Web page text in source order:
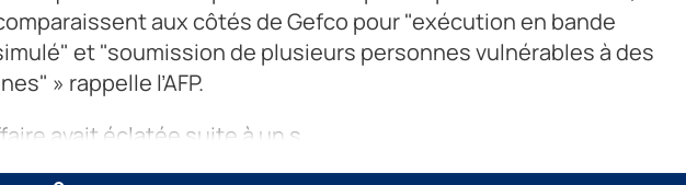
aux côtés de Gefco pour "exécution en bande
et "soumission de plusieurs personnes vulnérables à des
» rappelle l’AFP.
avait éclatée suite à un s